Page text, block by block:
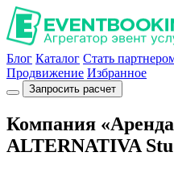
Блог Каталог Стать
Продвижение Избранное
Запросить расчет
Компания «Аренда
ALTERNATIVA